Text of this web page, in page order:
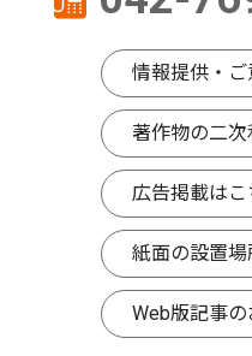
情報提供・
著作物の二
広告掲載はこ
紙面の設置場
Web版記事